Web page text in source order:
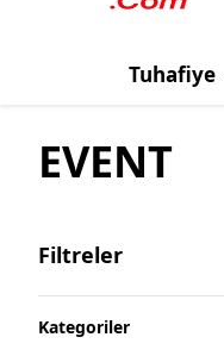
Tuhafiye
EVENT
Filtreler
Kategoriler